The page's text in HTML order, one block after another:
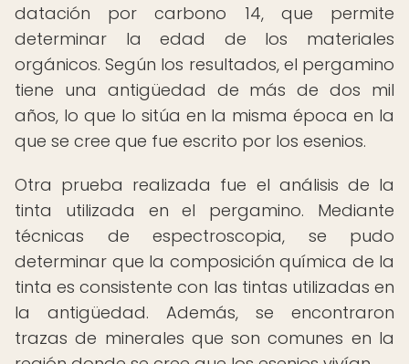
datación por carbono 14, que permite
determinar la edad de los materiales
orgánicos. Según los resultados, el pergamino
tiene una antigüedad de más de dos mil
años, lo que lo sitúa en la misma época en la
que se cree que fue escrito por los esenios.
Otra prueba realizada fue el análisis de la
tinta utilizada en el pergamino. Mediante
técnicas de espectroscopia, se pudo
determinar que la composición química de la
tinta es consistente con las tintas utilizadas en
la antigüedad. Además, se encontraron
trazas de minerales que son comunes en la